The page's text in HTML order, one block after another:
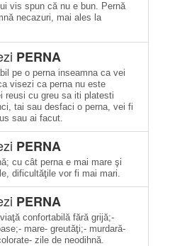
vis spun că nu e bun. Pernă
necazuri, mai ales la
PERNA
pe o perna inseamna ca vei
visezi ca perna nu este
reusi cu greu sa iti platesti
tai sau desfaci o perna, vei fi
sau ai facut.
PERNA
cu cât perna e mai mare şi
dificultăţile vor fi mai mari.
PERNA
confortabilă fără grijă;-
mare- greutăţi;- murdară-
zile de neodihnă.